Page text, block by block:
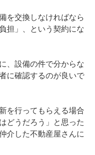
を交換しなければなら
担」、という契約にな
、設備の件で分からな
に確認するのが良いで
を行ってもらえる場合
どうだろう」と思った
介した不動産屋さんに